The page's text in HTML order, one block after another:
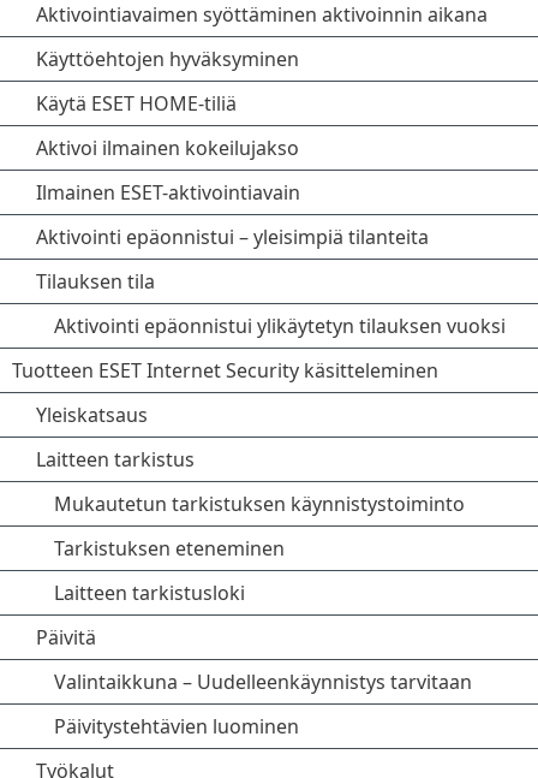
Aktivointiavaimen syöttäminen aktivoinnin aikana
Käyttöehtojen hyväksyminen
Käytä ESET HOME-tiliä
Aktivoi ilmainen kokeilujakso
Ilmainen ESET-aktivointiavain
Aktivointi epäonnistui – yleisimpiä tilanteita
Tilauksen tila
Aktivointi epäonnistui ylikäytetyn tilauksen vuoksi
Tuotteen ESET Internet Security käsitteleminen
Yleiskatsaus
Laitteen tarkistus
Mukautetun tarkistuksen käynnistystoiminto
Tarkistuksen eteneminen
Laitteen tarkistusloki
Päivitä
Valintaikkuna – Uudelleenkäynnistys tarvitaan
Päivitystehtävien luominen
Työkalut